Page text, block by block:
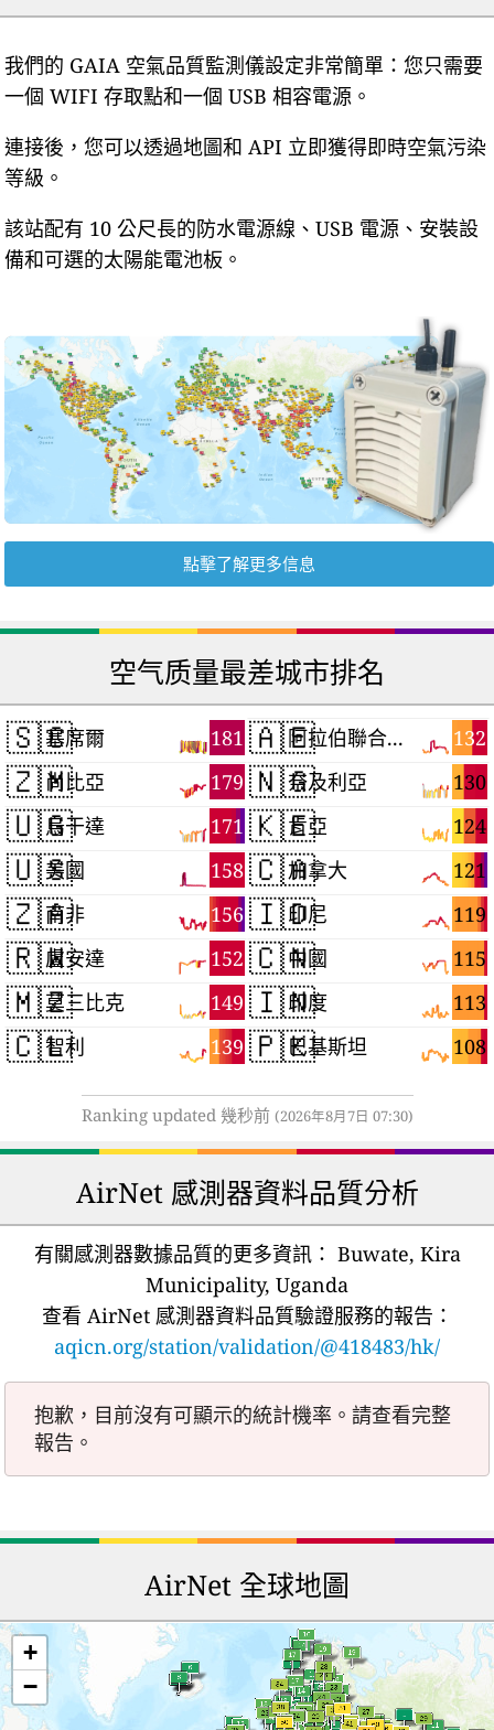
我們的 GAIA 空氣品質監測儀設定非常簡單：您只需要
一個 WIFI 存取點和一個 USB 相容電源。
連接後，您可以透過地圖和 API 立即獲得即時空氣污染
等級。
該站配有 10 公尺長的防水電源線、USB 電源、安裝設
備和可選的太陽能電池板。
點擊了解更多信息
空气质量最差城市排名
🇸🇨 181
塞席爾
🇿🇲 179
尚比亞
🇺🇬 171
烏干達
🇺🇸 158
美國
🇿🇦 156
南非
🇷🇼 152
盧安達
🇲🇿 149
莫三比克
🇨🇱 139
智利
🇦🇪 132
阿拉伯聯合大公國
🇳🇬 130
奈及利亞
🇰🇪 124
肯亞
🇨🇦 121
加拿大
🇮🇩 119
印尼
🇨🇳 115
中國
🇮🇳 113
印度
🇵🇰 108
巴基斯坦
Ranking updated 幾秒前 (2026年8月7日 07:30)
AirNet 感測器資料品質分析
有關感測器數據品質的更多資訊： Buwate, Kira
Municipality, Uganda
查看 AirNet 感測器資料品質驗證服務的報告：
aqicn.org/station/validation/@418483/hk/
抱歉，目前沒有可顯示的統計機率。請查看完整
報告。
AirNet 全球地圖
+
−